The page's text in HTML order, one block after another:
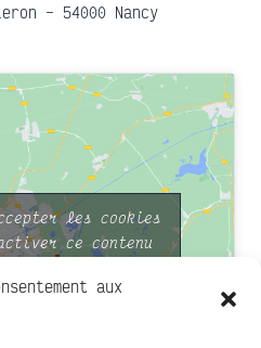
aux
– 54000 Nancy
les cookies
ce contenu